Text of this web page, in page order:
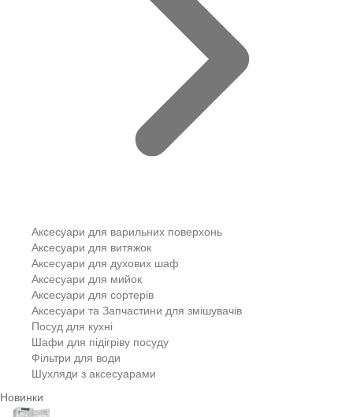
Аксесуари для варильних поверхонь
Аксесуари для витяжок
Аксесуари для духових шаф
Аксесуари для мийок
Аксесуари для сортерів
Аксесуари та Запчастини для змішувачів
Посуд для кухні
Шафи для підігріву посуду
Фільтри для води
Шухляди з аксесуарами
Новинки